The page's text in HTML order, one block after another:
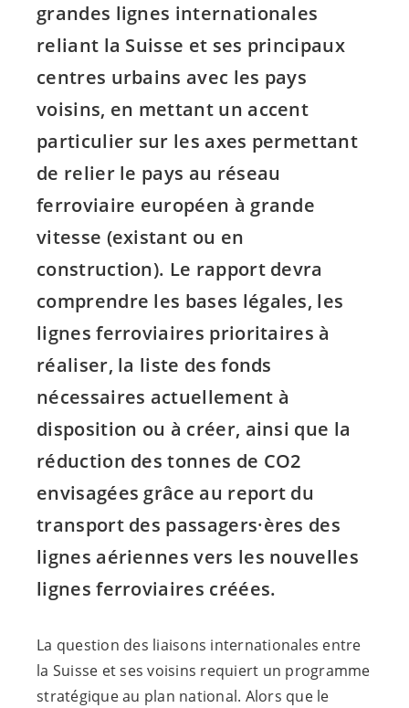
grandes lignes internationales
reliant la Suisse et ses principaux
centres urbains avec les pays
voisins, en mettant un accent
particulier sur les axes permettant
de relier le pays au réseau
ferroviaire européen à grande
vitesse (existant ou en
construction). Le rapport devra
comprendre les bases légales, les
lignes ferroviaires prioritaires à
réaliser, la liste des fonds
nécessaires actuellement à
disposition ou à créer, ainsi que la
réduction des tonnes de CO2
envisagées grâce au report du
transport des passagers·ères des
lignes aériennes vers les nouvelles
lignes ferroviaires créées.
La question des liaisons internationales entre
la Suisse et ses voisins requiert un programme
stratégique au plan national. Alors que le